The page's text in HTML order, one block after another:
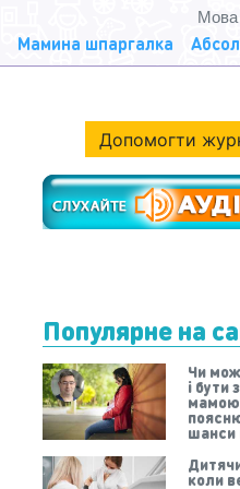
Мамина шпаргалка
Мова
Допомогти
Популярне на
Чи
і бути
шанси
коли